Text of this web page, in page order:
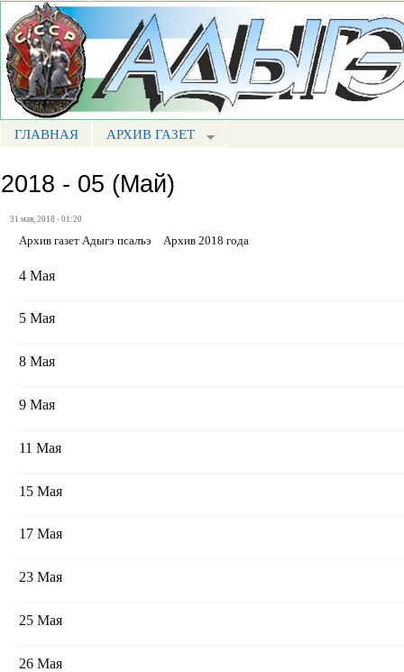
Портал СМИ КБР
МЕНЮ АП
ГЛАВНАЯ АРХИВ ГАЗЕТ
2018 - 05 (Май)
31 мая, 2018 - 01:20
Архив газет Адыгэ псалъэ Архив 2018 года
4 Мая
5 Мая
8 Мая
9 Мая
11 Мая
15 Мая
17 Мая
23 Мая
25 Мая
26 Мая